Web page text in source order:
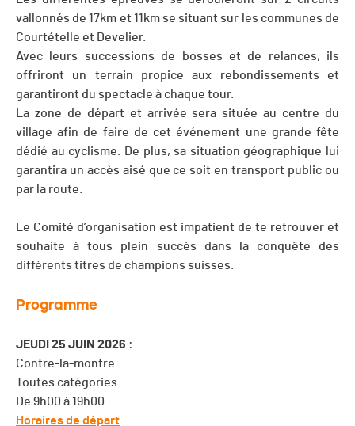
vallonnés de 17km et 11km se situant sur les communes de
Courtételle et Develier.
Avec leurs successions de bosses et de relances, ils
offriront un terrain propice aux rebondissements et
garantiront du spectacle à chaque tour.
La zone de départ et arrivée sera située au centre du
village afin de faire de cet événement une grande fête
dédié au cyclisme. De plus, sa situation géographique lui
garantira un accès aisé que ce soit en transport public ou
par la route.
Le Comité d’organisation est impatient de te retrouver et
souhaite à tous plein succès dans la conquête des
différents titres de champions suisses.
Programme
JEUDI 25 JUIN 2026 :
Contre-la-montre
Toutes catégories
De 9h00 à 19h00
Horaires de départ